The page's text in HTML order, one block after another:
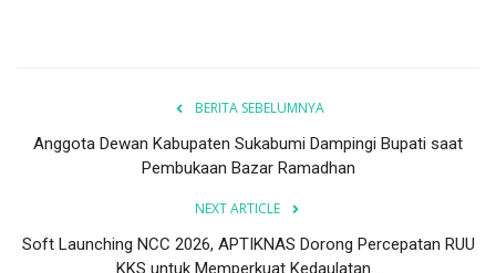
BERITA SEBELUMNYA
Anggota Dewan Kabupaten Sukabumi Dampingi Bupati saat
Pembukaan Bazar Ramadhan
NEXT ARTICLE
Soft Launching NCC 2026, APTIKNAS Dorong Percepatan RUU
KKS untuk Memperkuat Kedaulatan...